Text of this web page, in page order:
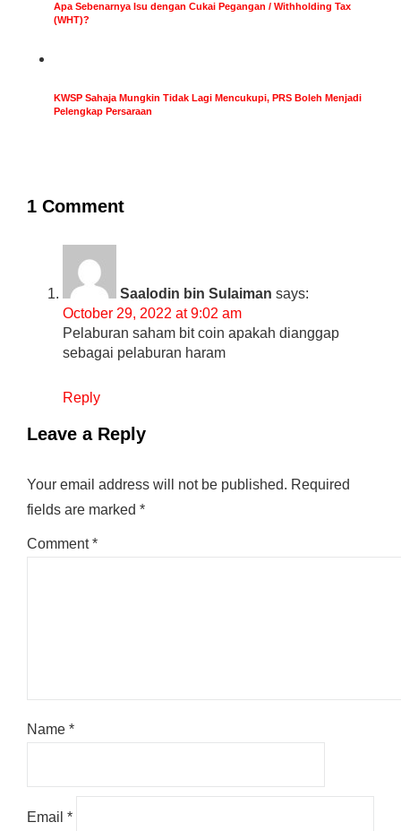
Apa Sebenarnya Isu dengan Cukai Pegangan / Withholding Tax
(WHT)?
KWSP Sahaja Mungkin Tidak Lagi Mencukupi, PRS Boleh Menjadi
Pelengkap Persaraan
1 Comment
Saalodin bin Sulaiman says:
October 29, 2022 at 9:02 am
Pelaburan saham bit coin apakah dianggap
sebagai pelaburan haram
Reply
Leave a Reply
Your email address will not be published. Required
fields are marked *
Comment*
Name *
Email *